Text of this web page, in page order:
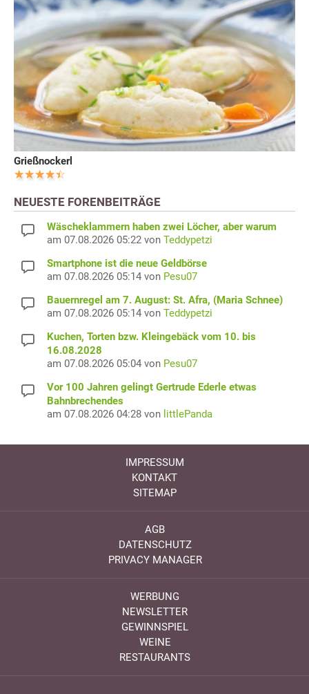
Grießnockerl
NEUESTE FORENBEITRÄGE
Wäscheklammern haben zwei Löcher, aber warum
am 07.08.2026 05:22 von Teddypetzi
Smartphone ist die neue Geldbörse
am 07.08.2026 05:14 von Pesu07
Bauernregel am 7. August: St. Afra, (Maria Schnee)
am 07.08.2026 05:14 von Teddypetzi
Kuchen, Torten bzw. Kleingebäck vom 10. bis
16.08.2028
am 07.08.2026 05:04 von Pesu07
Vor 100 Jahren gelingt Gertrude Ederle etwas
Bahnbrechendes
am 07.08.2026 04:28 von littlePanda
IMPRESSUM
KONTAKT
SITEMAP
AGB
DATENSCHUTZ
PRIVACY MANAGER
WERBUNG
NEWSLETTER
GEWINNSPIEL
WEINE
RESTAURANTS